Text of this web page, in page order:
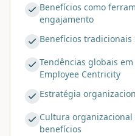
Benefícios como
engajamento
Benefícios tradicionais
Tendências globais
Employee Centricity
Estratégia
Cultura
benefícios